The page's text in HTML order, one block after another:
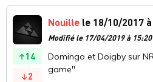
14
2
Nouille le 18/10/2017
Modifié le 17/04/2019 à 15:20
Domingo et Doigby sur
game"